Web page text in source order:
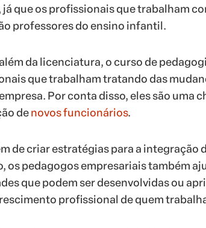
já que os profissionais que trabalham
professores do ensino infantil.
da licenciatura, o curso de
que trabalham tratando das
Por conta disso, eles são uma
denovos funcionários.
de criar estratégias para a integração
os pedagogos empresariais também
que podem ser desenvolvidas ou
profissional de quem